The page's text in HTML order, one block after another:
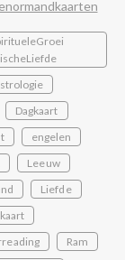
Dagkaart
engelen
Leeuw
Liefde
Ram